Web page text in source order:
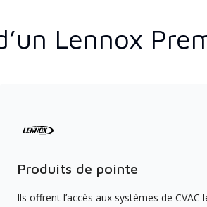
Lennox
Produits de pointe
Ils offrent l’accès aux systèmes de CVAC